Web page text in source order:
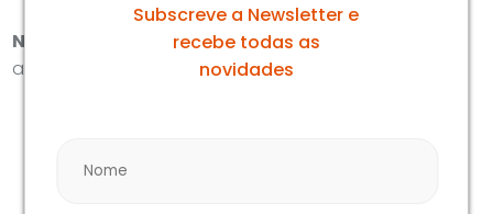
Nota:
Menores de 12 anos, obrigatório serem
acompanhados por 1 adulto.
Subscreve a Newsletter e
recebe todas as
novidades